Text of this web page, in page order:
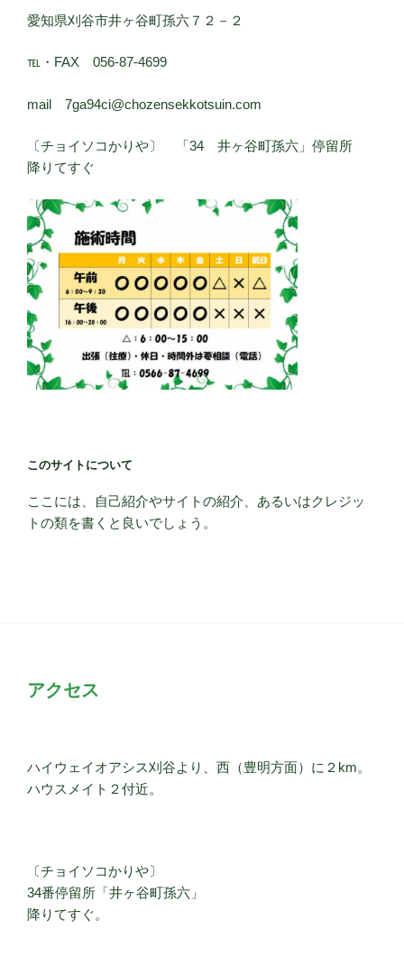
愛知県刈谷市井ヶ谷町孫六７２－２
℡・FAX 056-87-4699
mail 7ga94ci@chozensekkotsuin.com
〔チョイソコかりや〕 「34 井ヶ谷町孫六」停留所
降りてすぐ
このサイトについて
ここには、自己紹介やサイトの紹介、あるいはクレジッ
トの類を書くと良いでしょう。
アクセス
ハイウェイオアシス刈谷より、西（豊明方面）に２km。
ハウスメイト２付近。
〔チョイソコかりや〕
34番停留所「井ヶ谷町孫六」
降りてすぐ。